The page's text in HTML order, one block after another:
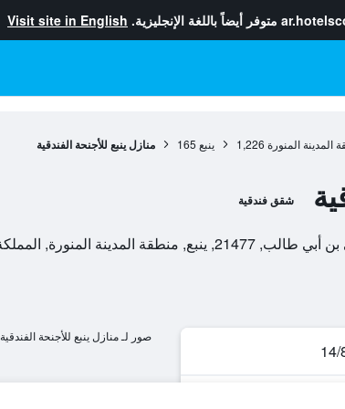
متوفر أيضاً باللغة الإنجليزية. Visit site in English
المدينة المنورة 1,226 ينبع 165 منازل ينبع للأجنحة الفندقية
شقق فندقية
المملكة العربية السعودية
صور لـ منازل ينبع للأجنحة الفندقية